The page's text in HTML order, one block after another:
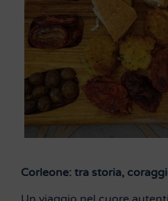
Corleone: tra storia,